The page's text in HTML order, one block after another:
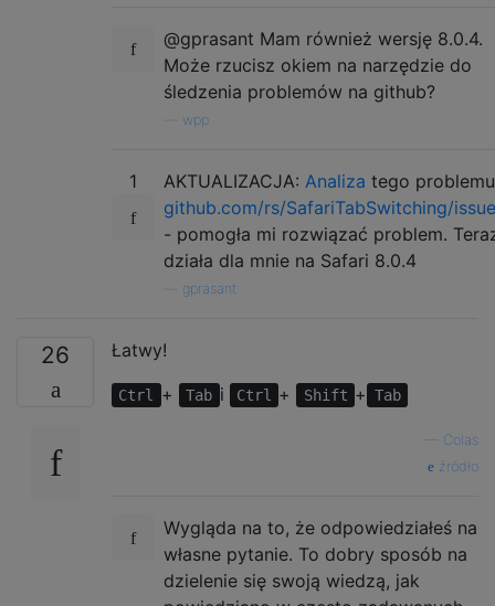
@gprasant Mam również wersję 8.0.4.
Może rzucisz okiem na narzędzie do
śledzenia problemów na github?
wpp
1 AKTUALIZACJA: Analiza tego
github.com/rs/SafariTabSwitching/
- pomogła mi rozwiązać problem.
działa dla mnie na Safari 8.0.4
gprasant
26 Łatwy!
Ctrl + Tab i Ctrl + Shift + Tab
Colas
źródło
Wygląda na to, że odpowiedziałeś na
własne pytanie. To dobry sposób na
dzielenie się swoją wiedzą, jak